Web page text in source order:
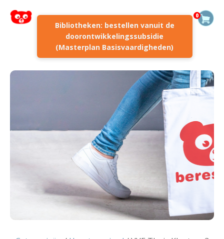
Bibliotheken: bestellen vanuit de
doorontwikkelingssubsidie
(Masterplan Basisvaardigheden)
0